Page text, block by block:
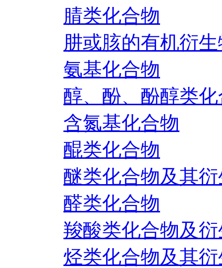
腈类化合物
肼或胲的有机衍
氨基化合物
醇、酚、酚醇类
含氮基化合物
醌类化合物
醚类化合物及其
醛类化合物
羧酸类化合物及
烃类化合物及其